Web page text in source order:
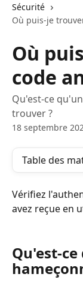
Sécurité
Où puis-je
Où
code
Qu'est-ce
trouver ?
18 septembre
Table des
Vérifiez
avez reçue en
Qu'est-